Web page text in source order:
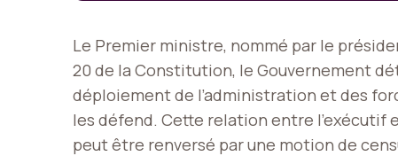
Le Premier ministre, nommé par le
20 de la Constitution, le Gouvernement
déploiement de l’administration et des
les défend. Cette relation entre l’exécutif
peut être renversé par une motion de